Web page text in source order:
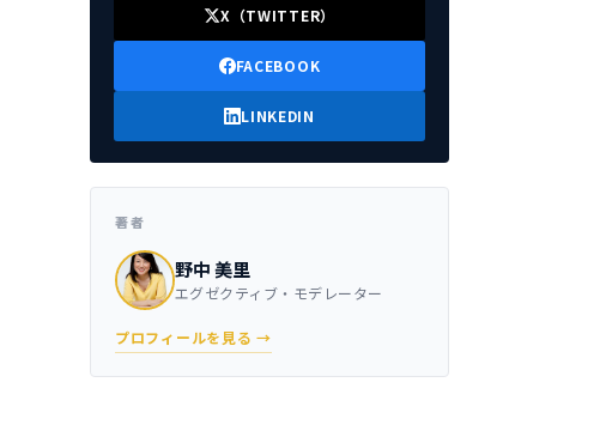
X（TWITTER）
FACEBOOK
LINKEDIN
著者
野中 美里
エグゼクティブ・モデレーター
プロフィールを見る →